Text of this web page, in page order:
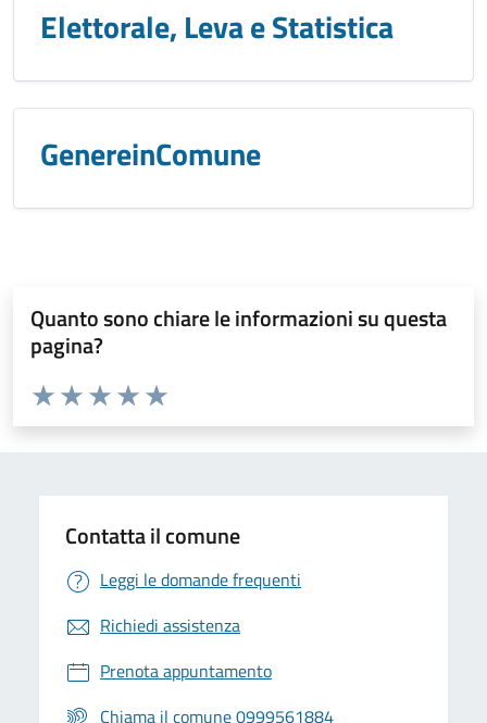
Elettorale, Leva e Statistica
GenereinComune
Quanto sono chiare le informazioni su questa
pagina?
Valuta da 1 a 5 stelle la pagina
Valuta 5 stelle su 5
Valuta 4 stelle su 5
Valuta 3 stelle su 5
Valuta 2 stelle su 5
Valuta 1 stelle su 5
Contatta il comune
Leggi le domande frequenti
Richiedi assistenza
Prenota appuntamento
Chiama il comune 0999561884